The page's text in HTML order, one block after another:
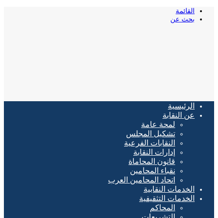
القائمة
بحث عن
الرئيسية
عن النقابة
لمحة عامة
تشكيل المجلس
النقابات الفرعية
إدارات النقابة
قانون المحاماة
نقباء المحامين
اتحاد المحامين العرب
الخدمات النقابية
الخدمات التثقيفية
المحاكم